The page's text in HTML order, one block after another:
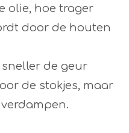
olie, hoe trager
door de houten
de geur
de stokjes, maar